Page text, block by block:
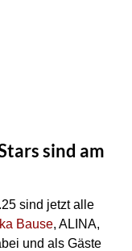
sind am
sind jetzt alle
Bause, ALINA,
und als Gäste